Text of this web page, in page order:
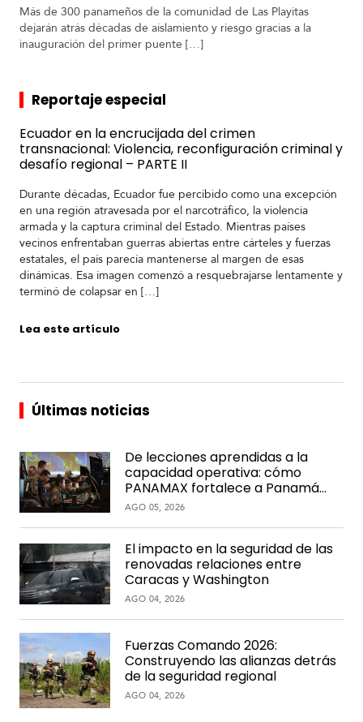
R
e
p
o
t
a
j
e
e
s
p
i
A
d
e
m
i
a
F
o
o
i
o
s
Más de 300 panameños de la comunidad de Las Playitas
dejarán atrás décadas de aislamiento y riesgo gracias a la
inauguración del primer puente […]
Reportaje especial
Ecuador en la encrucijada del crimen
transnacional: Violencia, reconfiguración criminal y
desafío regional – PARTE II
Durante décadas, Ecuador fue percibido como una excepción
en una región atravesada por el narcotráfico, la violencia
armada y la captura criminal del Estado. Mientras países
vecinos enfrentaban guerras abiertas entre cárteles y fuerzas
estatales, el país parecía mantenerse al margen de esas
dinámicas. Esa imagen comenzó a resquebrajarse lentamente y
terminó de colapsar en […]
Lea este artículo
Últimas noticias
De lecciones aprendidas a la
capacidad operativa: cómo
PANAMAX fortalece a Panamá
con el paso del tiempo
AGO 05, 2026
El impacto en la seguridad de las
renovadas relaciones entre
Caracas y Washington
AGO 04, 2026
Fuerzas Comando 2026:
Construyendo las alianzas detrás
de la seguridad regional
AGO 04, 2026